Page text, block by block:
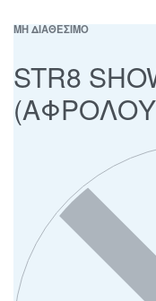
ΜΗ ΔΙΑΘΕΣΙΜΟ
STR8